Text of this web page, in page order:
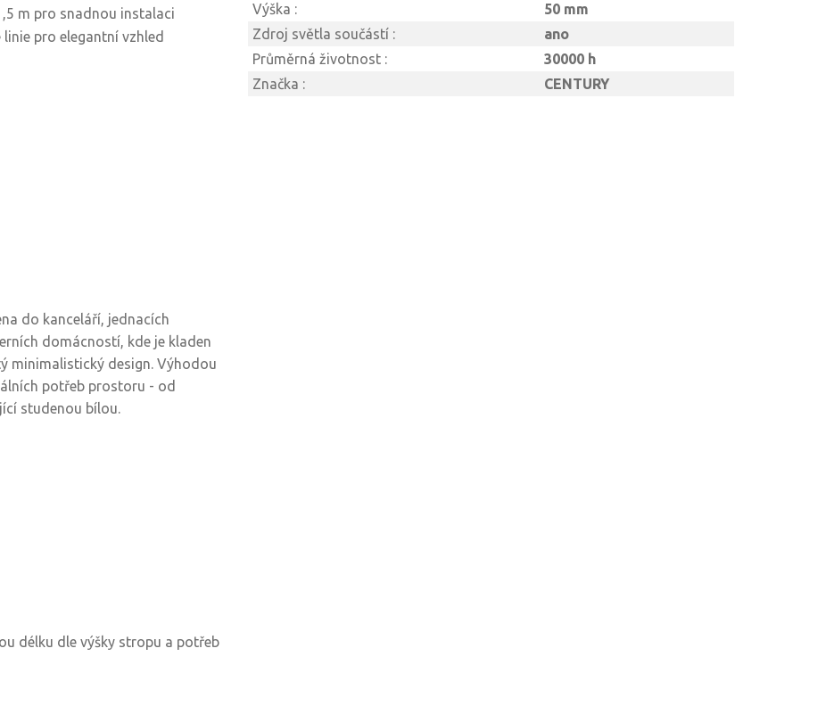
m pro snadnou instalaci
pro elegantní vzhled
do kanceláří, jednacích
domácností, kde je kladen
minimalistický design. Výhodou
potřeb prostoru - od
studenou bílou.
délku dle výšky stropu a potřeb
Výška :
50 mm
Zdroj světla součástí :
ano
Průměrná životnost :
30000 h
Značka :
CENTURY